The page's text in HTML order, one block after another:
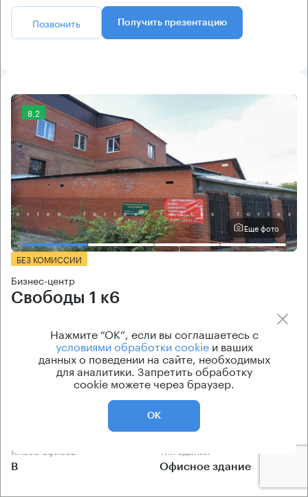
Позвонить Получить презентацию
8.2
Еще фото
БЕЗ КОМИССИИ
Бизнес-центр
Свободы 1 к6
Тушинская → 1.26 км ~13 мин
1.22 км → Врачебный проезд
по запросу
Класс офисов
B
Тип здания
Офисное здание
Нажмите “ОК”, если вы соглашаетесь с
условиями обработки cookieи ваших
данных о поведении на сайте, необходимых
для аналитики. Запретить обработку
cookie можете через браузер.
ОК